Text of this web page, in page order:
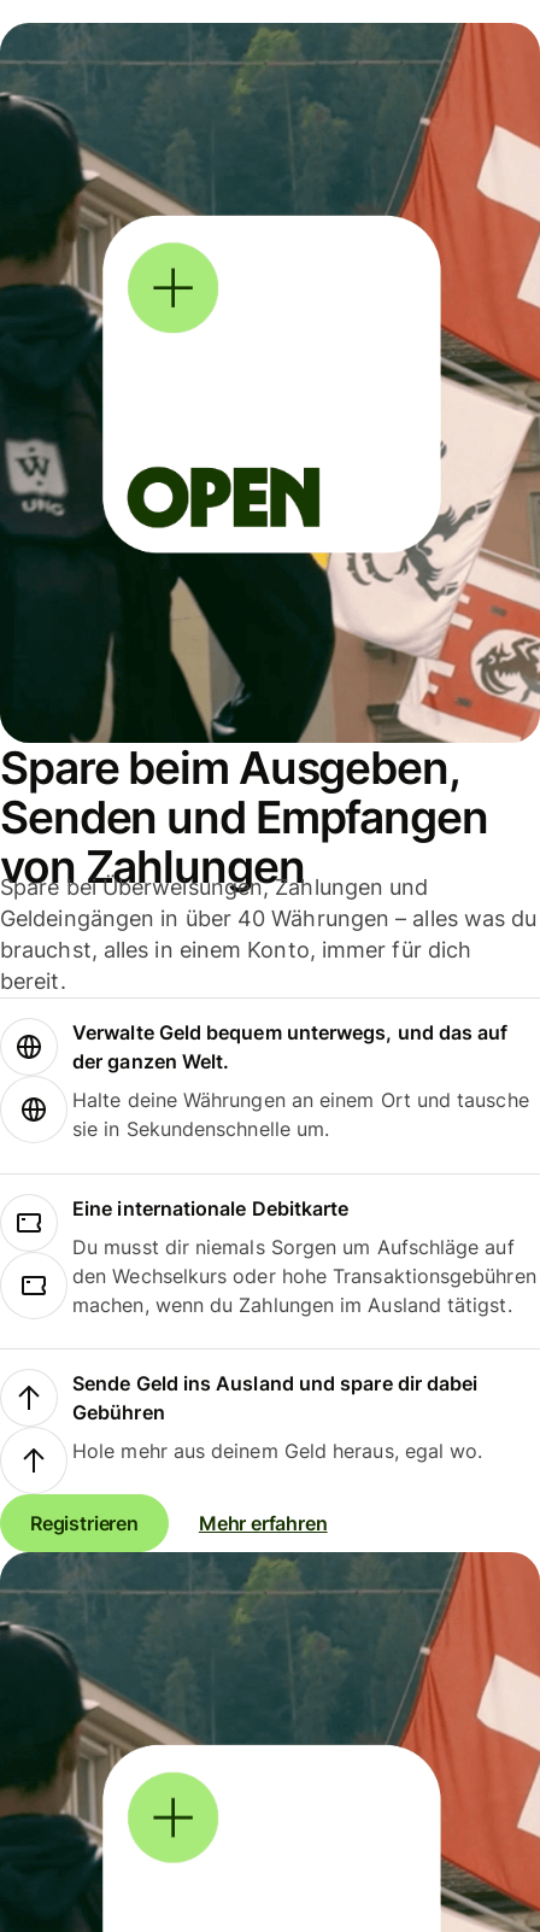
Spare beim Ausgeben,
Senden und Empfangen
von Zahlungen
Spare bei Überweisungen, Zahlungen und
Geldeingängen in über 40 Währungen – alles was du
brauchst, alles in einem Konto, immer für dich
bereit.
Verwalte Geld bequem unterwegs, und das auf
der ganzen Welt.
Halte deine Währungen an einem Ort und tausche
sie in Sekundenschnelle um.
Eine internationale Debitkarte
Du musst dir niemals Sorgen um Aufschläge auf
den Wechselkurs oder hohe Transaktionsgebühren
machen, wenn du Zahlungen im Ausland tätigst.
Sende Geld ins Ausland und spare dir dabei
Gebühren
Hole mehr aus deinem Geld heraus, egal wo.
Registrieren Mehr erfahren